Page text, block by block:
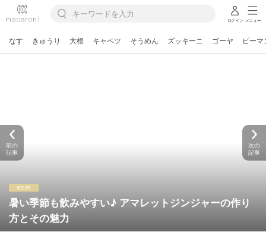
ログイン メニュー
なす きゅうり 大根 キャベツ そうめん ズッキーニ ゴーヤ ピーマ
暑い季節も飲みやすい♪ アマレットジンジャーの作り
方とその魅力
前の
記事
次の
記事